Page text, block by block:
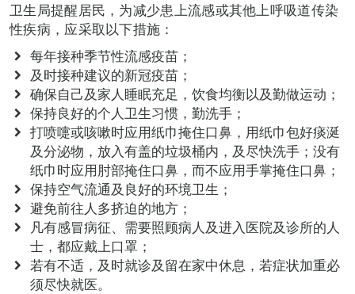
卫生局提醒居民，为减少患上流感或其他上呼吸道传染
性疾病，应采取以下措施：
每年接种季节性流感疫苗；
及时接种建议的新冠疫苗；
确保自己及家人睡眠充足，饮食均衡以及勤做运动；
保持良好的个人卫生习惯，勤洗手；
打喷嚏或咳嗽时应用纸巾掩住口鼻，用纸巾包好痰涎
及分泌物，放入有盖的垃圾桶内，及尽快洗手；没有
纸巾时应用肘部掩住口鼻，而不应用手掌掩住口鼻；
保持空气流通及良好的环境卫生；
避免前往人多挤迫的地方；
凡有感冒病征、需要照顾病人及进入医院及诊所的人
士，都应戴上口罩；
若有不适，及时就诊及留在家中休息，若症状加重必
须尽快就医。